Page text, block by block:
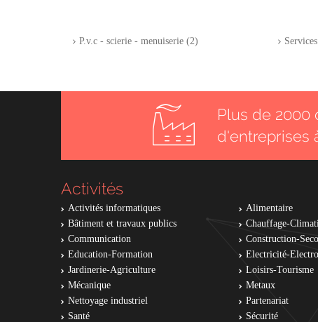
P.v.c - scierie - menuiserie (2)
Plus de 2000
d'entreprises
Activités
Activités informatiques Alimentaire
Bâtiment et travaux publics
Chauffage-
Communication
Construction-
Education-Formation
Electricité-
Jardinerie-Agriculture
Loisirs-Tourisme
Mécanique
Metaux
Nettoyage industriel
Partenariat
Santé
Sécurité